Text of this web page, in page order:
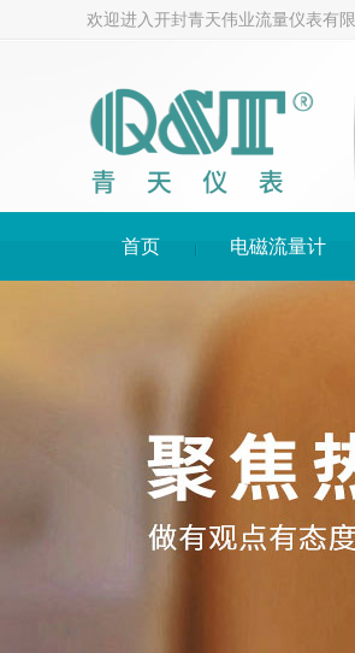
欢迎进入开封青天伟业流量仪表有
首页 电磁流量计